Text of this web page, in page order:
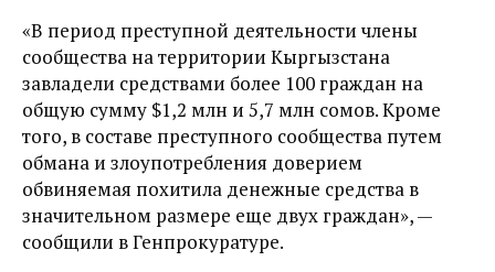
«В период преступной деятельности члены
сообщества на территории Кыргызстана
завладели средствами более 100 граждан на
общую сумму $1,2 млн и 5,7 млн сомов. Кроме
того, в составе преступного сообщества путем
обмана и злоупотребления доверием
обвиняемая похитила денежные средства в
значительном размере еще двух граждан», —
сообщили в Генпрокуратуре.